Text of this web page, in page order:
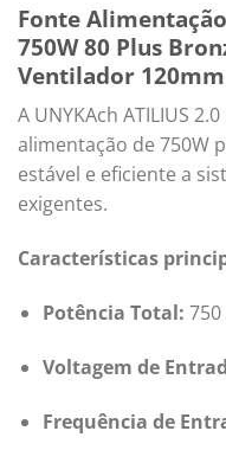
Fonte
750W 80 Plus
Ventilador
A UNYKAch ATILIUS
alimentação de 750W
estável e eficiente a
exigentes.
Características
Potência Total: 750
Voltagem de
Frequência de